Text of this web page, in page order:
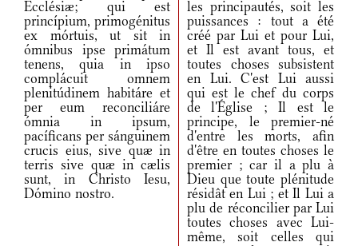
Ecclésiæ; qui est
princípium, primogénitus
ex mórtuis, ut sit in
ómnibus ipse primátum
tenens, quia in ipso
complácuit omnem
plenitúdinem habitáre et
per eum reconciliáre
ómnia in ipsum,
pacíficans per sánguinem
crucis eius, sive quæ in
terris sive quæ in cælis
sunt, in Christo Iesu,
Dómino nostro.
les principautés, soit les
puissances : tout a été
créé par Lui et pour Lui,
et Il est avant tous, et
toutes choses subsistent
en Lui. C'est Lui aussi
qui est le chef du corps
de l'Église ; Il est le
principe, le premier-né
d'entre les morts, afin
d'être en toutes choses le
premier ; car il a plu à
Dieu que toute plénitude
résidât en Lui ; et Il Lui a
plu de réconcilier par Lui
toutes choses avec Lui-
même, soit celles qui